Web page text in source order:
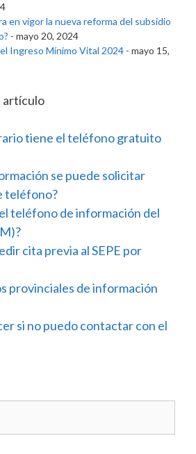
en vigor la nueva reforma del subsidio
- mayo 20, 2024
Ingreso Mínimo Vital 2024 - mayo 15,
artículo
tiene el teléfono gratuito
se puede solicitar
teléfono?
teléfono de información del
cita previa al SEPE por
provinciales de información
si no puedo contactar con el